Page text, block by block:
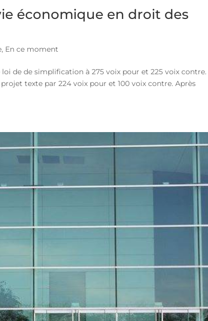
économique en droit des
, En ce moment
de de simplification à 275 voix pour et 225 voix contre.
texte par 224 voix pour et 100 voix contre. Après